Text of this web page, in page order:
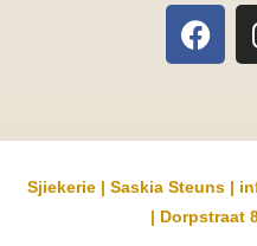
F
a
b
o
k
Sjiekerie | Saskia Steuns |
| Dorpstraat